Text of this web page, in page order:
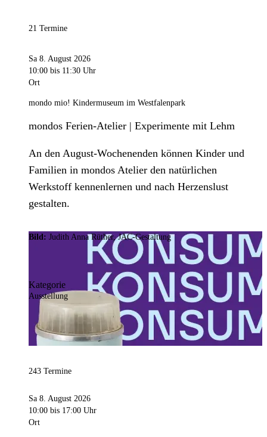
21 Termine
Sa 8. August 2026
10:00 bis 11:30 Uhr
Ort
mondo mio! Kindermuseum im Westfalenpark
mondos Ferien-Atelier | Experimente mit Lehm
An den August-Wochenenden können Kinder und
Familien in mondos Atelier den natürlichen
Werkstoff kennenlernen und nach Herzenslust
gestalten.
Bild: Judith Anna Rüther, JAC-Gestaltung
Kategorie
Ausstellung
243 Termine
Sa 8. August 2026
10:00 bis 17:00 Uhr
Ort